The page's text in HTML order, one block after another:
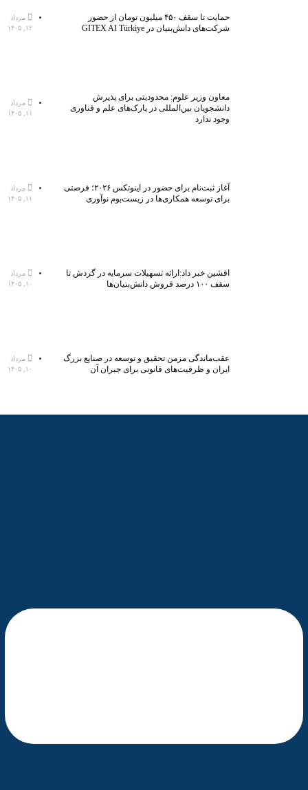
حمایت تا سقف ۴۵۰ میلیون تومان از حضور
شرکت‌های دانش‌بنیان در GITEX AI Türkiye
مرداد
۱۲, ۱۴۰۵
معاون وزیر علوم: محدودیتی برای پذیرش
دانشجویان بین‌المللی در پارک‌های علم و فناوری
وجود ندارد
مرداد
۱۱, ۱۴۰۵
آغاز ثبت‌نام برای حضور در اینوتکس ۲۰۲۶؛ فرصتی
برای توسعه همکاری‌ها در زیست‌بوم نوآوری
مرداد
۱۱, ۱۴۰۵
افشین خبر داد:ارائه تسهیلات سرمایه در گردش تا
سقف ۱۰۰ درصد فروش دانش‌بنیان‌ها
مرداد
۱۰, ۱۴۰۵
عقب‌ماندگی مزمن تحقیق و توسعه در صنایع بزرگ
ایران و ظرفیت‌های قانونی برای جبران آن
مرداد
۱۰, ۱۴۰۵